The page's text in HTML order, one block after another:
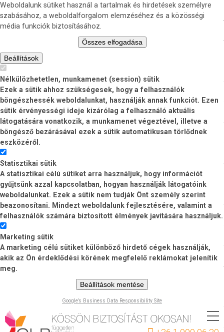
Weboldalunk sütiket használ a tartalmak és hirdetések személyre
szabásához, a weboldalforgalom elemzéséhez és a közösségi
média funkciók biztosításához.
Összes elfogadása
Beállítások
Nélkülözhetetlen, munkamenet (session) sütik
Ezek a sütik ahhoz szükségesek, hogy a felhasználók
böngészhessék weboldalunkat, használják annak funkciót. Ezen
sütik érvényességi ideje kizárólag a felhasználó aktuális
látogatására vonatkozik, a munkamenet végeztével, illetve a
böngésző bezárásával ezek a sütik automatikusan törlődnek
eszközéről.
Statisztikai sütik
A statisztikai célú sütiket arra használjuk, hogy információt
gyűjtsünk azzal kapcsolatban, hogyan használják látogatóink
weboldalunkat. Ezek a sütik nem tudják Önt személy szerint
beazonosítani. Mindezt weboldalunk fejlesztésére, valamint a
felhasználók számára biztosított élmények javítására használjuk.
Marketing sütik
A marketing célú sütiket különböző hirdető cégek használják,
akik az Ön érdeklődési körének megfelelő reklámokat jelenítik
meg.
Beállítások mentése
Google’s Business Data Responsibility Site
Ugrás
a